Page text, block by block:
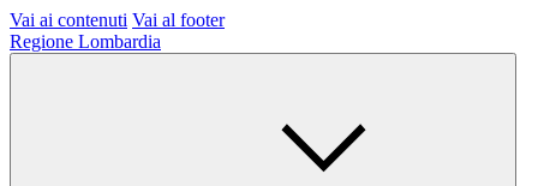
Vai ai contenuti Vai al footer
Regione Lombardia